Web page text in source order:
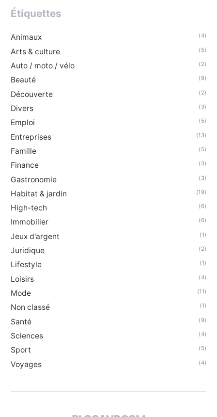
Étiquettes
Animaux (4)
Arts & culture (5)
Auto / moto / vélo (2)
Beauté (9)
Découverte (2)
Divers (3)
Emploi (5)
Entreprises (13)
Famille (5)
Finance (3)
Gastronomie (3)
Habitat & jardin (19)
High-tech (6)
Immobilier (6)
Jeux d'argent (1)
Juridique (2)
Lifestyle (1)
Loisirs (4)
Mode (11)
Non classé (1)
Santé (9)
Sciences (4)
Sport (5)
Voyages (4)